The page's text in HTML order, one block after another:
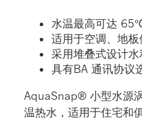
水温最高可达
适用于空调、地板
采用堆叠式设计水
具有BA 通讯协议
AquaSnap® 小型水源
温热水，适用于住宅和